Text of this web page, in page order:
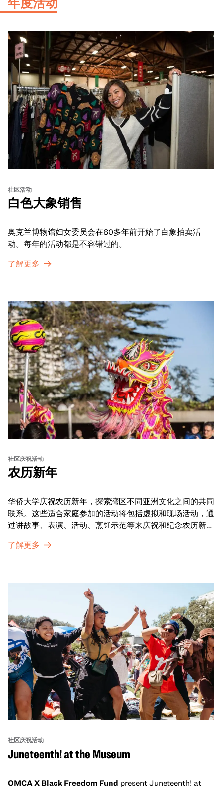
年度活动
社区活动
白色大象销售
奥克兰博物馆妇女委员会在60多年前开始了白象拍卖活
动。每年的活动都是不容错过的。
了解更多
社区庆祝活动
农历新年
华侨大学庆祝农历新年，探索湾区不同亚洲文化之间的共同
联系。这些适合家庭参加的活动将包括虚拟和现场活动，通
过讲故事、表演、活动、烹饪示范等来庆祝和纪念农历新年
通过亲身参与和虚拟的治疗圈来相互支持。
了解更多
社区庆祝活动
Juneteenth! at the Museum
OMCA X Black Freedom Fund present Juneteenth! at